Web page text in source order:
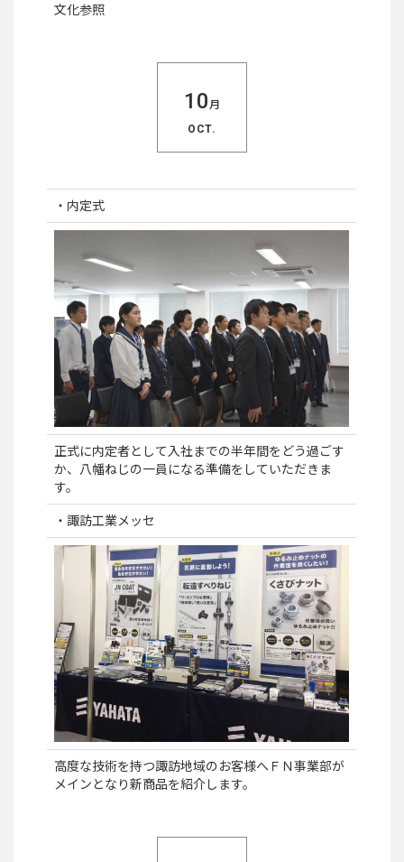
文化参照
10 月
OCT.
・内定式
正式に内定者として入社までの半年間をどう過ごす
か、八幡ねじの一員になる準備をしていただきま
す。
・諏訪工業メッセ
高度な技術を持つ諏訪地域のお客様へＦＮ事業部が
メインとなり新商品を紹介します。